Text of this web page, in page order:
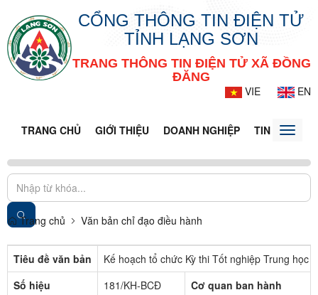
CỔNG THÔNG TIN ĐIỆN TỬ
TỈNH LẠNG SƠN
TRANG THÔNG TIN ĐIỆN TỬ XÃ ĐỒNG
ĐĂNG
VIE
EN
TRANG CHỦ GIỚI THIỆU DOANH NGHIỆP TIN TỨC -
Toggle
Trang chủ Văn bản chỉ đạo điều hành
Tiêu đề văn bản
Kế hoạch tổ chức Kỳ thi Tốt nghiệp Trung học
Số hiệu
181/KH-BCĐ
Cơ quan ban hành